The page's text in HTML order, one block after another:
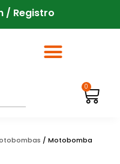
/ Registro
0
/ Motobomba